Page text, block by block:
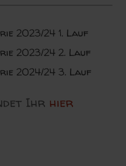
2023/24 1. Lauf
2023/24 2. Lauf
2024/24 3. Lauf
Ihr hier